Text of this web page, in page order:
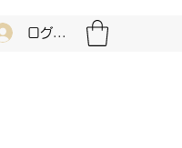
ログイン